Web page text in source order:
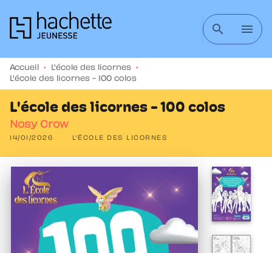
MENU RECHERCHE CONTENU
search menu
Accueil • L'école des licornes
•
L'école des licornes - 100 colos
L'école des licornes - 100 colos
Nosy Crow
14/01/2026 L'ÉCOLE DES LICORNES